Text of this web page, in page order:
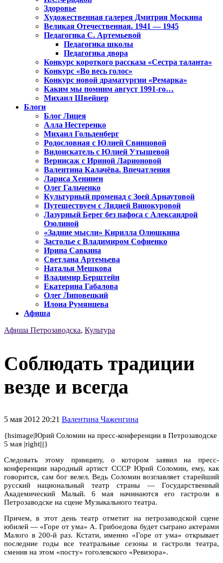
Здоровье
Художественная галерея Дмитрия Москина
Великая Отечественная. 1941 — 1945
Педагогика С. Артемьевой
Педагогика школы
Педагогика двора
Конкурс короткого рассказа «Сестра таланта»
Конкурс «Во весь голос»
Конкурс новой драматургии «Ремарка»
Каким мы помним август 1991-го…
Михаил Швейцер
Блоги
Блог Лицея
Алла Нестеренко
Михаил Гольденберг
Родословная с Юлией Свинцовой
Видоискатель с Юлией Утышевой
Вернисаж с Ириной Ларионовой
Валентина Калачёва. Впечатления
Лариса Хенинен
Олег Гальченко
Культурный променад с Зоей Арнаутовой
Путешествуем с Лидией Винокуровой
Лазурный Берег без пафоса с Александрой
Озолиной
«Задние мысли» Кирилла Олюшкина
Застолье с Владимиром Софиенко
Ирина Савкина
Светлана Артемьева
Наталья Мешкова
Владимир Берштейн
Екатерина Габалова
Олег Липовецкий
Илона Румянцева
Афиша
Афиша Петрозаводска, Культура
Соблюдать традиции
везде и всегда
5 мая 2012 20:21 Валентина Чаженгина
{hsimage|Юрий Соломин на пресс-конференции в Петрозаводске
5 мая |right|||}
Следовать этому принципу, о котором заявил на пресс-
конференции народный артист СССР Юрий Соломин, ему, как
говорится, сам бог велел. Ведь Соломин возглавляет старейший
русский национальный театр страны — Государственный
Академический Малый. 6 мая начинаются его гастроли в
Петрозаводске на сцене Музыкального театра.
Причем, в этот день театр отметит на петрозаводской сцене
юбилей — «Горе от ума» А. Грибоедова будет сыграно актерами
Малого в 200-й раз. Кстати, именно «Горе от ума» открывает
последние годы все театральные сезоны и гастроли театра,
сменив на этом «посту» гоголевского «Ревизора».